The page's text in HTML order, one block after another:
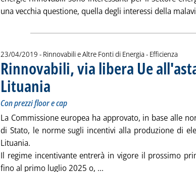
una vecchia questione, quella degli interessi della
23/04/2019 - Rinnovabili e Altre Fonti di Energia - Efficienza
Rinnovabili, via libera Ue
Lituania
Con prezzi floor e cap
La Commissione europea ha approvato, in base alle
di Stato, le norme sugli incentivi alla produzione di
Lituania.
Il regime incentivante entrerà in vigore il prossimo
fino al primo luglio 2025 o, ... Leggi tutta la notizia: